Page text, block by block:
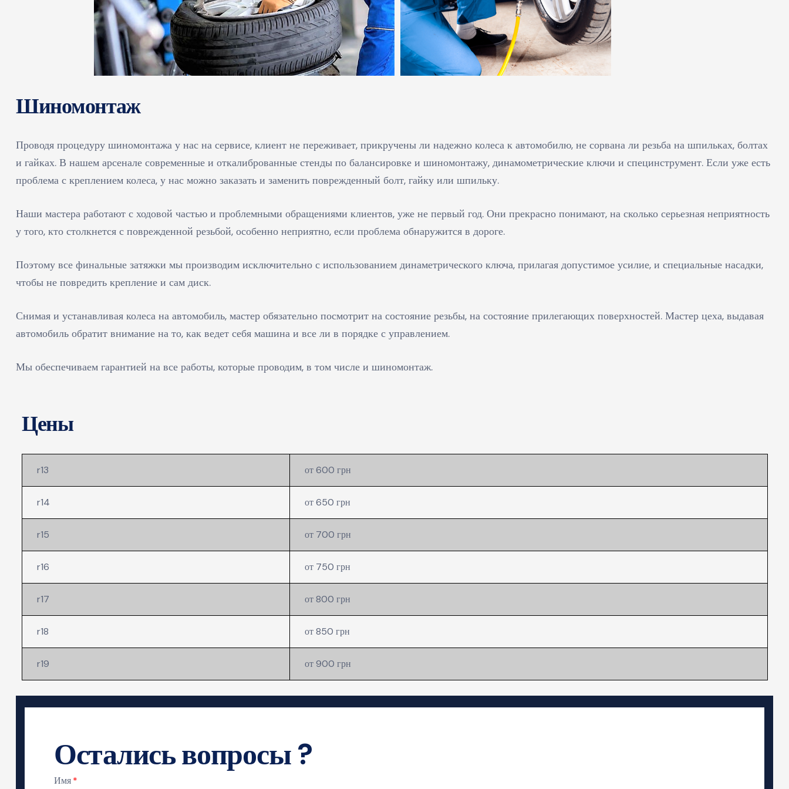
Шиномонтаж
Проводя процедуру шиномонтажа у нас на сервисе, клиент не переживает, прикручены ли надежно колеса к автомобилю, не сорвана ли резьба на шпильках, болтах
и гайках. В нашем арсенале современные и откалиброванные стенды по балансировке и шиномонтажу, динамометрические ключи и специнструмент. Если уже есть
проблема с креплением колеса, у нас можно заказать и заменить поврежденный болт, гайку или шпильку.
Наши мастера работают с ходовой частью и проблемными обращениями клиентов, уже не первый год. Они прекрасно понимают, на сколько серьезная неприятность
у того, кто столкнется с поврежденной резьбой, особенно неприятно, если проблема обнаружится в дороге.
Поэтому все финальные затяжки мы производим исключительно с использованием динаметрического ключа, прилагая допустимое усилие, и специальные насадки,
чтобы не повредить крепление и сам диск.
Снимая и устанавливая колеса на автомобиль, мастер обязательно посмотрит на состояние резьбы, на состояние прилегающих поверхностей. Мастер цеха, выдавая
автомобиль обратит внимание на то, как ведет себя машина и все ли в порядке с управлением.
Мы обеспечиваем гарантией на все работы, которые проводим, в том числе и шиномонтаж.
Цены
r13 от 600 грн
r14 от 650 грн
r15 от 700 грн
r16 от 750 грн
r17 от 800 грн
r18 от 850 грн
r19 от 900 грн
Остались вопросы ?
Имя